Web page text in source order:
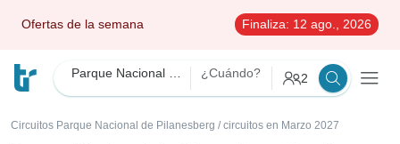
Ofertas de la semana Finaliza: 12 ago., 2026
¿Cuándo? 2
Circuitos Parque Nacional de Pilanesberg / circuitos en Marzo 2027